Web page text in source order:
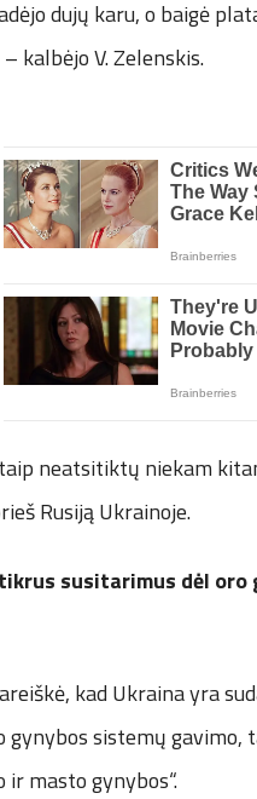
dujų karu, o baigė
kalbėjo V. Zelenskis.
neatsitiktų niekam
Rusiją Ukrainoje.
susitarimus dėl oro
kad Ukraina yra
sistemų gavimo,
masto gynybos“.